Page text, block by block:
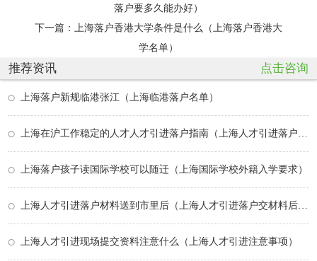
落户要多久能办好）
下一篇：
上海落户香港大学条件是什么（上海落户香港大
学名单）
推荐资讯 点击咨询
上海落户新规临港张江（上海临港落户名单）
上海落户孩子读国际学校可以随迁（上海国际学校外籍入学要求）
上海人才引进现场提交资料注意什么（上海人才引进注意事项）